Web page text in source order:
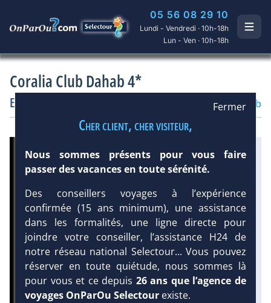
05 56 08 29 10
Lundi - Vendredi · 10h-18h
Lun - Ven · 10h-18h
Coralia Club Dahab 4*
Egypte HôtelClub
Infos météo :
36 °C 0 mm
Infos plages :
Dist.
Distance
< 100 m
Long.
Longueur
1.5 km
Équipement :
139
Tx:17 %
Tx
:23 %
Fermer
Cher client, cher visiteur,
Nous sommes présents pour vous faire
passer des vacances en toute sérénité.
Des conseillers voyages à l’expérience
confirmée (15 ans minimum), une assistance
dans les formalités, une ligne directe pour
joindre votre conseiller, l’assistance H24 de
notre réseau national Selectour... Vous pouvez
réserver en toute quiétude, nous sommes là
pour vous et ce depuis 26 ans que l’agence de
voyages OnParOu Selectourexiste.